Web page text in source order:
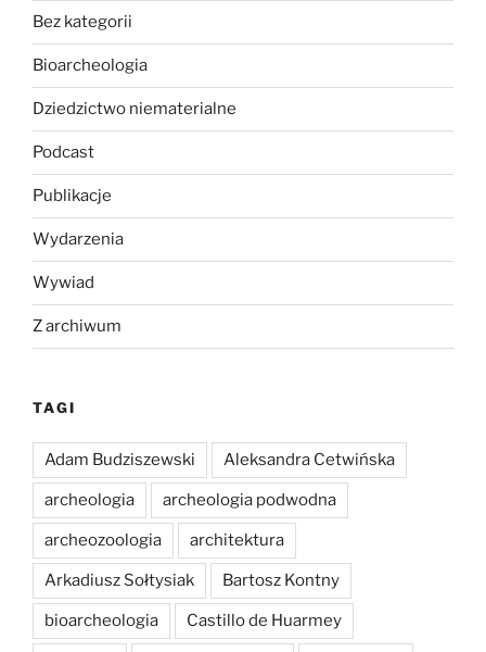
Bez kategorii
Bioarcheologia
Dziedzictwo niematerialne
Podcast
Publikacje
Wydarzenia
Wywiad
Z archiwum
TAGI
Adam Budziszewski Aleksandra Cetwińska
archeologia archeologia podwodna
archeozoologia architektura
Arkadiusz Sołtysiak Bartosz Kontny
bioarcheologia Castillo de Huarmey